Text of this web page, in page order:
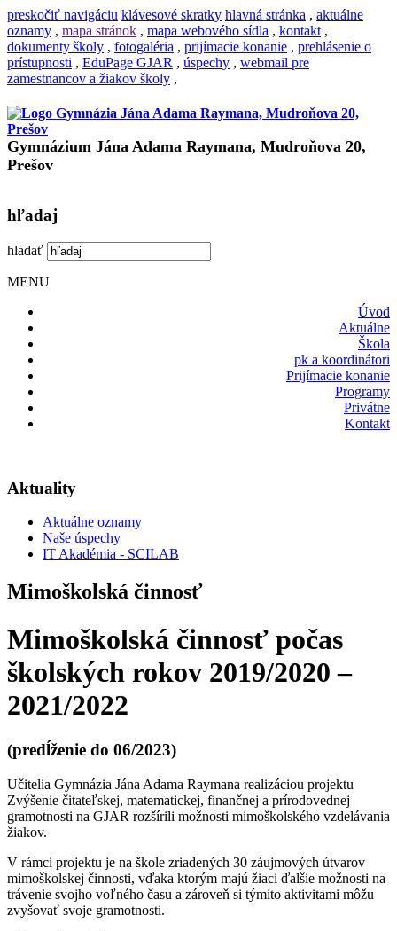
preskočiť navigáciu klávesové skratky hlavná stránka , aktuálne
oznamy , mapa stránok , mapa webového sídla , kontakt ,
dokumenty školy , fotogaléria , prijímacie konanie , prehlásenie o
prístupnosti , EduPage GJAR , úspechy , webmail pre
zamestnancov a žiakov školy ,
Gymnázium Jána Adama Raymana, Mudroňova 20,
Prešov
hľadaj
hladať
MENU
Úvod
Aktuálne
Škola
pk a koordinátori
Prijímacie konanie
Programy
Privátne
Kontakt
Aktuality
Aktuálne oznamy
Naše úspechy
IT Akadémia - SCILAB
Mimoškolská činnosť
Mimoškolská činnosť počas
školských rokov 2019/2020 –
2021/2022
(predĺženie do 06/2023)
Učitelia Gymnázia Jána Adama Raymana realizáciou projektu
Zvýšenie čitateľskej, matematickej, finančnej a prírodovednej
gramotnosti na GJAR rozšírili možnosti mimoškolského vzdelávania
žiakov.
V rámci projektu je na škole zriadených 30 záujmových útvarov
mimoškolskej činnosti, vďaka ktorým majú žiaci ďalšie možnosti na
trávenie svojho voľného času a zároveň si týmito aktivitami môžu
zvyšovať svoje gramotnosti.